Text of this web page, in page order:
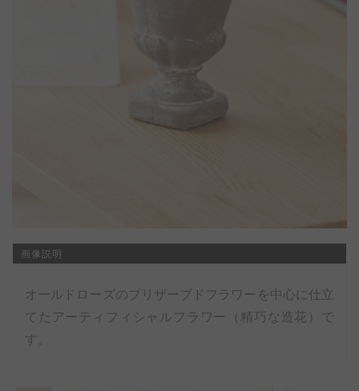
画像説明
オールドローズのプリザーブドフラワーを中心に仕立
てたアーティフィシャルフラワー（精巧な造花）で
す。